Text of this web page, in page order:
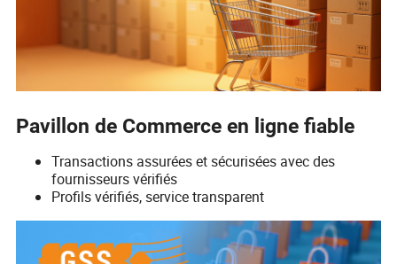
Pavillon de Commerce en ligne fiable
Transactions assurées et sécurisées avec des
fournisseurs vérifiés
Profils vérifiés, service transparent